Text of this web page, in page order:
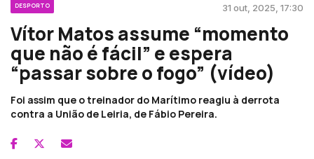
DESPORTO 31 out, 2025, 17:30
Vítor Matos assume “momento
que não é fácil” e espera
“passar sobre o fogo” (vídeo)
Foi assim que o treinador do Marítimo reagiu à derrota
contra a União de Leiria, de Fábio Pereira.